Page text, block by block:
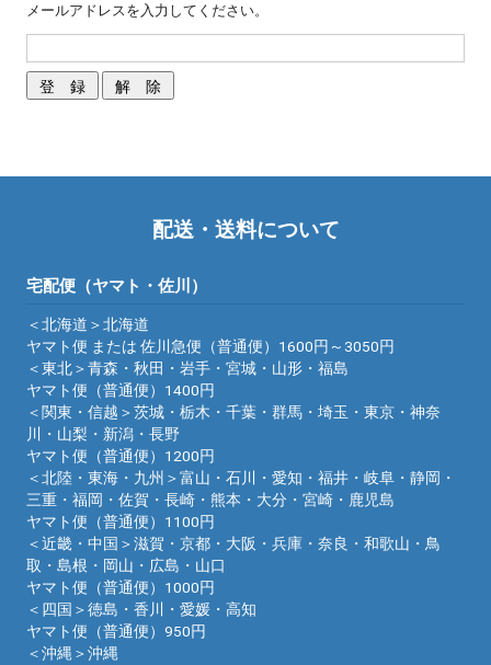
メールアドレスを入力してください。
配送・送料について
宅配便（ヤマト・佐川）
＜北海道＞北海道
ヤマト便 または 佐川急便（普通便）1600円～3050円
＜東北＞青森・秋田・岩手・宮城・山形・福島
ヤマト便（普通便）1400円
＜関東・信越＞茨城・栃木・千葉・群馬・埼玉・東京・神奈
川・山梨・新潟・長野
ヤマト便（普通便）1200円
＜北陸・東海・九州＞富山・石川・愛知・福井・岐阜・静岡・
三重・福岡・佐賀・長崎・熊本・大分・宮崎・鹿児島
ヤマト便（普通便）1100円
＜近畿・中国＞滋賀・京都・大阪・兵庫・奈良・和歌山・鳥
取・島根・岡山・広島・山口
ヤマト便（普通便）1000円
＜四国＞徳島・香川・愛媛・高知
ヤマト便（普通便）950円
＜沖縄＞沖縄